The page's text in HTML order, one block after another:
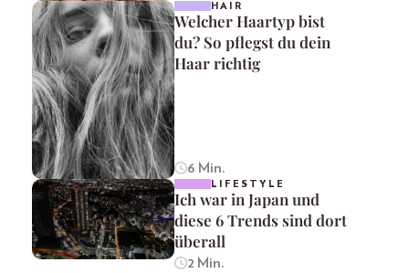
HAIR
Welcher Haartyp bist
du? So pflegst du dein
Haar richtig
6 Min.
LIFESTYLE
Ich war in Japan und
diese 6 Trends sind dort
überall
2 Min.